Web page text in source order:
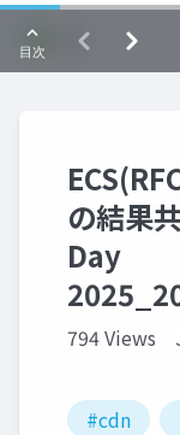
の結果
Day
794 Views
#cdn